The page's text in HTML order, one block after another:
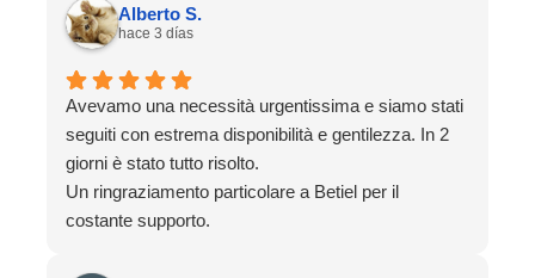
Alberto S.
hace 3 días
Avevamo una necessità urgentissima e siamo stati
seguiti con estrema disponibilità e gentilezza. In 2
giorni è stato tutto risolto.
Un ringraziamento particolare a Betiel per il
costante supporto.